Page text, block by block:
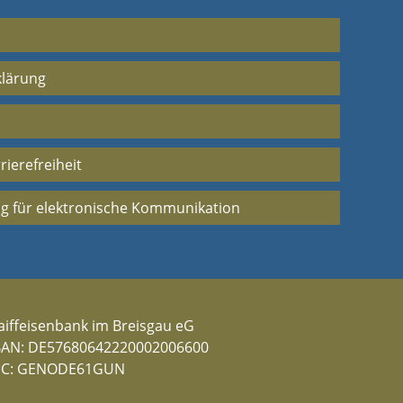
für elektronische Kommunikation
im Breisgau eG
DE57680642220002006600
GENODE61GUN